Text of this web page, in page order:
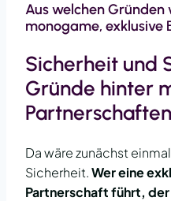
Aus welchen Gründen
monogame, exklusive
Sicherheit und
Gründe hinter
Partnerschaften
Da wäre zunächst
Sicherheit.Wer eine
Partnerschaft führt,